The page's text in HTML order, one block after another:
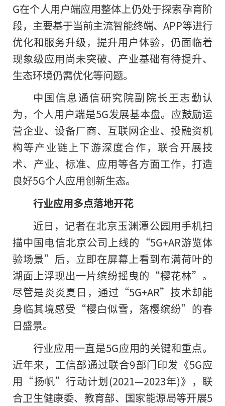
G在个人用户端应用整体上仍处于探索孕育阶
段，主要基于当前主流智能终端、APP等进行
优化和服务升级，提升用户体验，仍面临着
现象级应用尚未突破、产业基础有待提升、
生态环境仍需优化等问题。
中国信息通信研究院副院长王志勤认
为，个人用户端是5G发展基本盘。应鼓励运
营企业、设备厂商、互联网企业、投融资机
构等产业链上下游深度合作，联合开展技
术、产业、标准、应用等各方面工作，打造
良好5G个人应用创新生态。
行业应用多点落地开花
近日，记者在北京玉渊潭公园用手机扫
描中国电信北京公司上线的“5G+AR游览体
验场景”后，立即在屏幕上看到布满荷叶的
湖面上浮现出一片缤纷摇曳的“樱花林”。
尽管是炎炎夏日，通过“5G+AR”技术却能
身临其境感受“樱白似雪，落樱缤纷”的春
日盛景。
行业应用一直是5G应用的关键和重点。
近年来，工信部通过联合9部门印发《5G应
用“扬帆”行动计划(2021—2023年)》，联
合卫生健康委、教育部、国家能源局等开展5